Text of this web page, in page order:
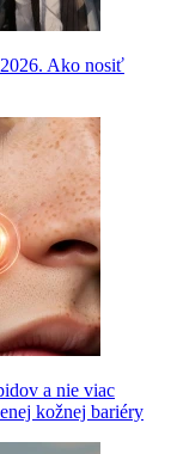
Ako nosiť
a nie viac
kožnej bariéry